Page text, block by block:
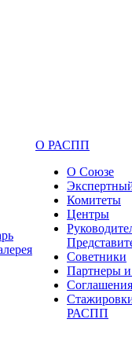
О РАСПП
О Союзе
Комитеты
Центры
Советники
Партнеры
Соглашения
РАСПП